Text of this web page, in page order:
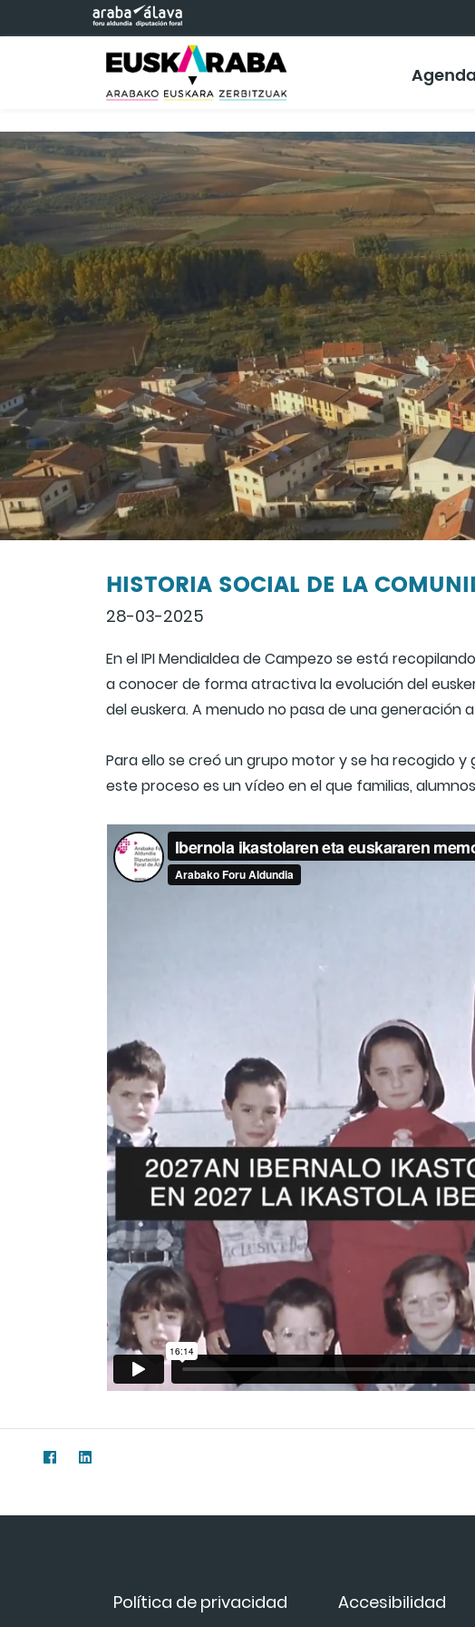
Saltar al contenido principal
Agenda
HISTORIA SOCIAL DE LA
28-03-2025
En el IPI Mendialdea de Campezo se está
a conocer de forma atractiva la evolución del
del euskera. A menudo no pasa de una generación
Para ello se creó un grupo motor y se ha recogido
este proceso es un vídeo en el que familias,
Política de privacidad Accesibilidad